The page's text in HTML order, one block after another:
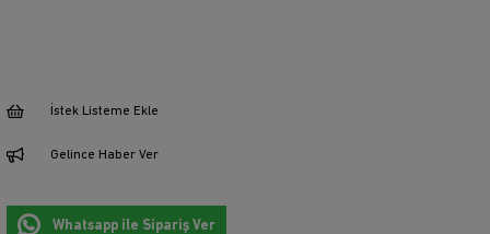
İstek Listeme Ekle
Gelince Haber Ver
Whatsapp ile Sipariş Ver